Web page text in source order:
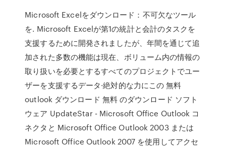
Microsoft Excelをダウンロード：不可欠なツール
を. Microsoft Excelが第1の統計と会計のタスクを
支援するために開発されましたが、年間を通じて追
加された多数の機能は現在、ボリューム内の情報の
取り扱いを必要とするすべてのプロジェクトでユー
ザーを支援するデータ·絶対的な力にこの 無料
outlook ダウンロード 無料 のダウンロード ソフト
ウェア UpdateStar - Microsoft Office Outlook コ
ネクタと Microsoft Office Outlook 2003 または
Microsoft Office Outlook 2007 を使用してアクセ